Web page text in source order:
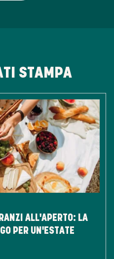
STAMPA
ALL'APERTO: LA
PER UN'ESTATE